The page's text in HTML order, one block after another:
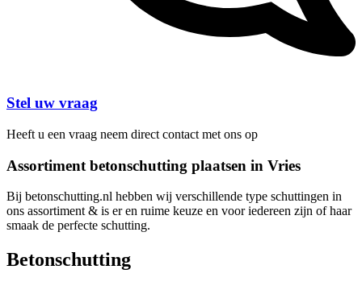
Stel uw vraag
Heeft u een vraag neem direct contact met ons op
Assortiment betonschutting plaatsen in Vries
Bij betonschutting.nl hebben wij verschillende type schuttingen in
ons assortiment & is er en ruime keuze en voor iedereen zijn of haar
smaak de perfecte schutting.
Betonschutting